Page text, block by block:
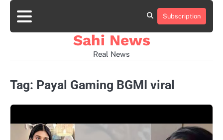
Skip
content
Home
news
viral
sports
desi
Subscription
Sahi News
Real News
Tag: Payal Gaming BGMI viral